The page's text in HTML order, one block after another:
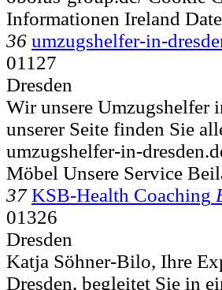
Informationen Ireland
36 umzugshelfer-in-
01127
Dresden
Wir unsere Umzugshelfer
unserer Seite finden Sie
umzugshelfer-in-
Möbel Unsere Service
37 KSB-Health Coaching
01326
Dresden
Katja Söhner-Bilo, Ihre
Dresden, begleitet Sie in